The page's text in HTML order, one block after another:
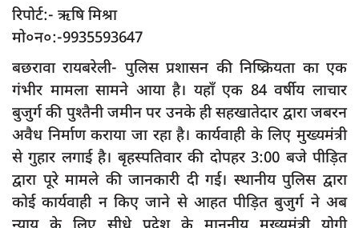
सामाजिक
latest
प्रशासनिक
दुर्घटना
editors-pick
other
रिपोर्ट:- ऋषि मिश्रा
मो०न०:-9935593647
बछरावा रायबरेली- पुलिस प्रशासन की निष्क्रियता का एक
गंभीर मामला सामने आया है। यहाँ एक 84 वर्षीय लाचार
बुजुर्ग की पुश्तैनी जमीन पर उनके ही सहखातेदार द्वारा जबरन
अवैध निर्माण कराया जा रहा है। कार्यवाही के लिए मुख्यमंत्री
से गुहार लगाई है। बृहस्पतिवार की दोपहर 3:00 बजे पीड़ित
द्वारा पूरे मामले की जानकारी दी गई। स्थानीय पुलिस द्वारा
कोई कार्यवाही न किए जाने से आहत पीड़ित बुजुर्ग ने अब